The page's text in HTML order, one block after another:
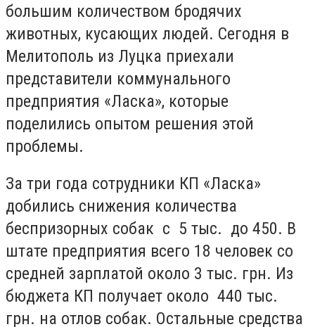
большим количеством бродячих
животных, кусающих людей. Сегодня в
Мелитополь из Луцка приехали
представители коммунального
предприятия «Ласка», которые
поделились опытом решения этой
проблемы.
За три года сотрудники КП «Ласка»
добились снижения количества
беспризорных собак с 5 тыс. до 450. В
штате предприятия всего 18 человек со
средней зарплатой около 3 тыс. грн. Из
бюджета КП получает около 440 тыс.
грн. на отлов собак. Остальные средства